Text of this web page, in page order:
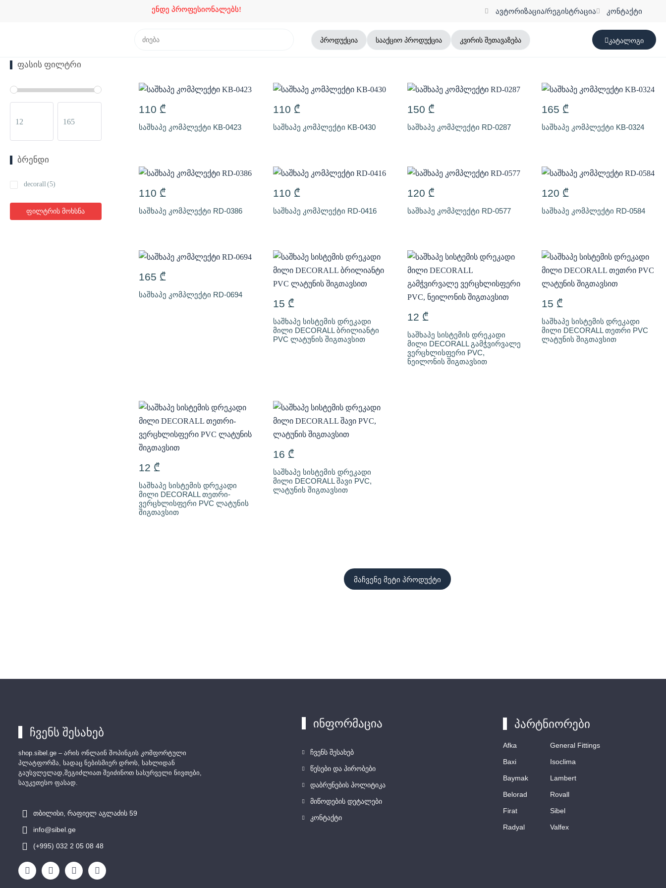
ენდე პროფესიონალებს! ავტორიზაცია/რეგისტრაცია კონტაქტი
პროდუქცია სააქციო პროდუქცია კვირის შეთავაზება კატალოგი
ᲤᲐᲡᲘᲡ ᲤᲘᲚᲢᲠᲘ
ᲑᲠᲔᲜᲓᲘ
decorall (5)
ფილტრის მოხსნა
110 ₾
საშხაპე კომპლექტი KB-0423
110 ₾
საშხაპე კომპლექტი KB-0430
150 ₾
საშხაპე კომპლექტი RD-0287
165 ₾
საშხაპე კომპლექტი KB-0324
110 ₾
საშხაპე კომპლექტი RD-0386
110 ₾
საშხაპე კომპლექტი RD-0416
120 ₾
საშხაპე კომპლექტი RD-0577
120 ₾
საშხაპე კომპლექტი RD-0584
165 ₾
საშხაპე კომპლექტი RD-0694
15 ₾
საშხაპე სისტემის დრეკადი
მილი DECORALL ბრილიანტი
PVC ლატუნის შიგთავსით
12 ₾
საშხაპე სისტემის დრეკადი
მილი DECORALL გამჭვირვალე
ვერცხლისფერი PVC,
ნეილონის შიგთავსით
15 ₾
საშხაპე სისტემის დრეკადი
მილი DECORALL თეთრი PVC
ლატუნის შიგთავსით
12 ₾
საშხაპე სისტემის დრეკადი
მილი DECORALL თეთრი-
ვერცხლისფერი PVC ლატუნის
შიგთავსით
16 ₾
საშხაპე სისტემის დრეკადი
მილი DECORALL შავი PVC,
ლატუნის შიგთავსით
მაჩვენე მეტი პროდუქტი
ჩვენს შესახებ
shop.sibel.ge – არის ონლაინ შოპინგის კომფორტული
პლატფორმა, სადაც ნებისმიერ დროს, სახლიდან
გაუსვლელად,შეგიძლიათ შეიძინოთ სასურველი ნივთები,
საუკეთესო ფასად.
თბილისი, რაფიელ აგლაძის 59
info@sibel.ge
(+995) 032 2 05 08 48
ინფორმაცია
ჩვენს შესახებ
წესები და პირობები
დაბრუნების პოლიტიკა
მიწოდების დეტალები
კონტაქტი
პარტნიორები
Afka
Baxi
Baymak
Belorad
Firat
Radyal
General Fittings
Isoclima
Lambert
Rovall
Sibel
Valfex